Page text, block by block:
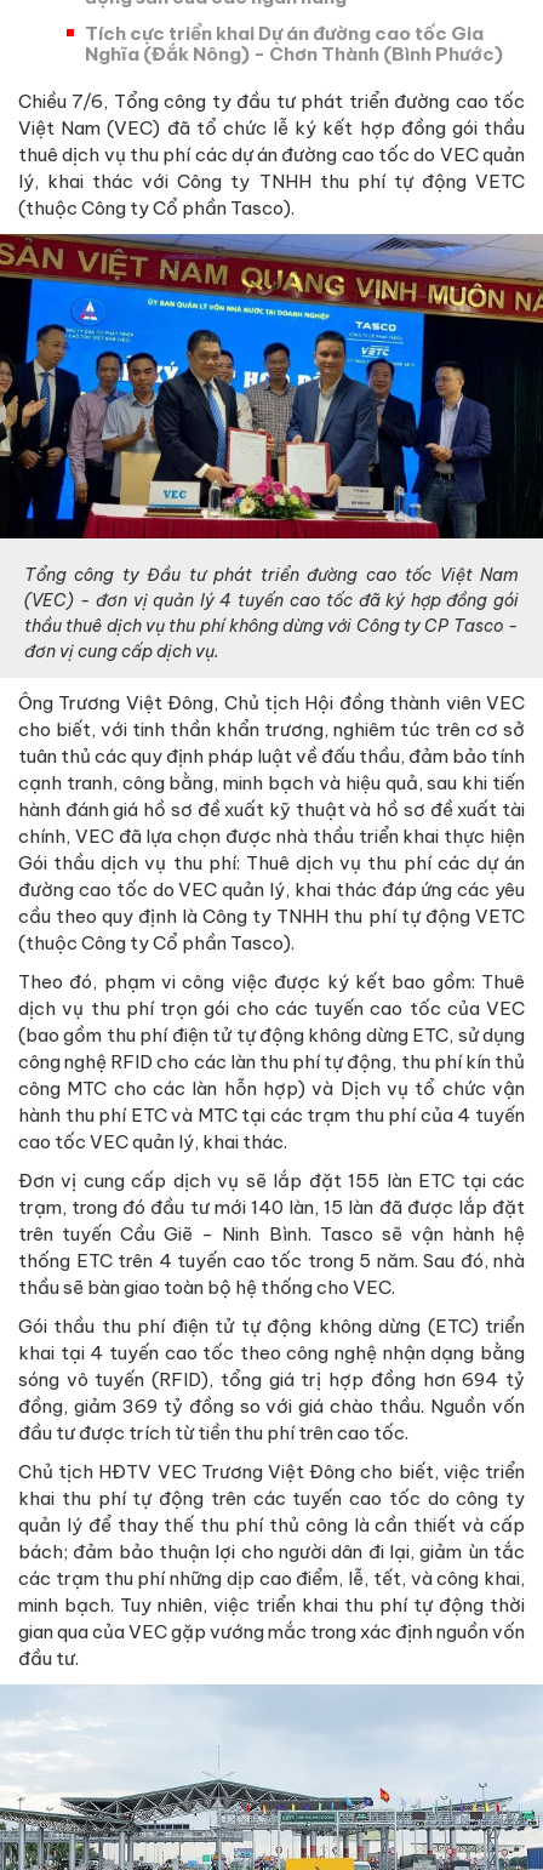
Tích cực triển khai Dự án đường cao tốc Gia
Nghĩa (Đắk Nông) - Chơn Thành (Bình Phước)
Chiều 7/6, Tổng công ty đầu tư phát triển đường cao tốc
Việt Nam (VEC) đã tổ chức lễ ký kết hợp đồng gói thầu
thuê dịch vụ thu phí các dự án đường cao tốc do VEC quản
lý, khai thác với Công ty TNHH thu phí tự động VETC
(thuộc Công ty Cổ phần Tasco).
Tổng công ty Đầu tư phát triển đường cao tốc Việt Nam
(VEC) - đơn vị quản lý 4 tuyến cao tốc đã ký hợp đồng gói
thầu thuê dịch vụ thu phí không dừng với Công ty CP Tasco -
đơn vị cung cấp dịch vụ.
Ông Trương Việt Đông, Chủ tịch Hội đồng thành viên VEC
cho biết, với tinh thần khẩn trương, nghiêm túc trên cơ sở
tuân thủ các quy định pháp luật về đấu thầu, đảm bảo tính
cạnh tranh, công bằng, minh bạch và hiệu quả, sau khi tiến
hành đánh giá hồ sơ đề xuất kỹ thuật và hồ sơ đề xuất tài
chính, VEC đã lựa chọn được nhà thầu triển khai thực hiện
Gói thầu dịch vụ thu phí: Thuê dịch vụ thu phí các dự án
đường cao tốc do VEC quản lý, khai thác đáp ứng các yêu
cầu theo quy định là Công ty TNHH thu phí tự động VETC
(thuộc Công ty Cổ phần Tasco).
Theo đó, phạm vi công việc được ký kết bao gồm: Thuê
dịch vụ thu phí trọn gói cho các tuyến cao tốc của VEC
(bao gồm thu phí điện tử tự động không dừng ETC, sử dụng
công nghệ RFID cho các làn thu phí tự động, thu phí kín thủ
công MTC cho các làn hỗn hợp) và Dịch vụ tổ chức vận
hành thu phí ETC và MTC tại các trạm thu phí của 4 tuyến
cao tốc VEC quản lý, khai thác.
Đơn vị cung cấp dịch vụ sẽ lắp đặt 155 làn ETC tại các
trạm, trong đó đầu tư mới 140 làn, 15 làn đã được lắp đặt
trên tuyến Cầu Giẽ - Ninh Bình. Tasco sẽ vận hành hệ
thống ETC trên 4 tuyến cao tốc trong 5 năm. Sau đó, nhà
thầu sẽ bàn giao toàn bộ hệ thống cho VEC.
Gói thầu thu phí điện tử tự động không dừng (ETC) triển
khai tại 4 tuyến cao tốc theo công nghệ nhận dạng bằng
sóng vô tuyến (RFID), tổng giá trị hợp đồng hơn 694 tỷ
đồng, giảm 369 tỷ đồng so với giá chào thầu. Nguồn vốn
đầu tư được trích từ tiền thu phí trên cao tốc.
Chủ tịch HĐTV VEC Trương Việt Đông cho biết, việc triển
khai thu phí tự động trên các tuyến cao tốc do công ty
quản lý để thay thế thu phí thủ công là cần thiết và cấp
bách; đảm bảo thuận lợi cho người dân đi lại, giảm ùn tắc
các trạm thu phí những dịp cao điểm, lễ, tết, và công khai,
minh bạch. Tuy nhiên, việc triển khai thu phí tự động thời
gian qua của VEC gặp vướng mắc trong xác định nguồn vốn
đầu tư.